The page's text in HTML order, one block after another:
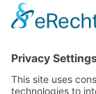
stopka